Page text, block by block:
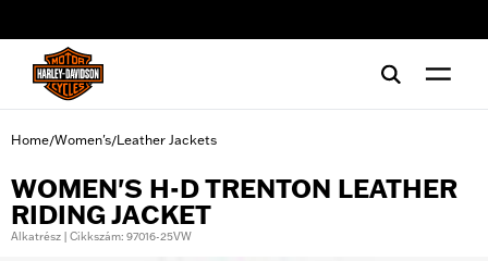
Home/Women's/Leather Jackets
WOMEN'S H-D TRENTON LEATHER
RIDING JACKET
Alkatrész | Cikkszám: 97016-25VW